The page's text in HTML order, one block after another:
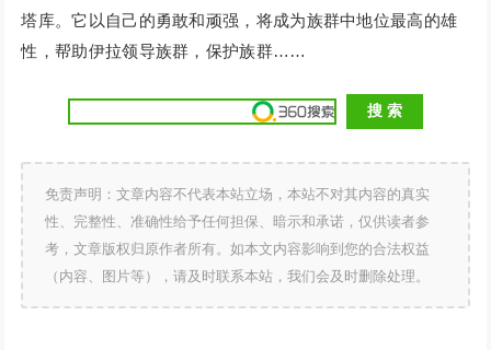
塔库。它以自己的勇敢和顽强，将成为族群中地位最高的雄
性，帮助伊拉领导族群，保护族群……
免责声明：文章内容不代表本站立场，本站不对其内容的真实
性、完整性、准确性给予任何担保、暗示和承诺，仅供读者参
考，文章版权归原作者所有。如本文内容影响到您的合法权益
（内容、图片等），请及时联系本站，我们会及时删除处理。